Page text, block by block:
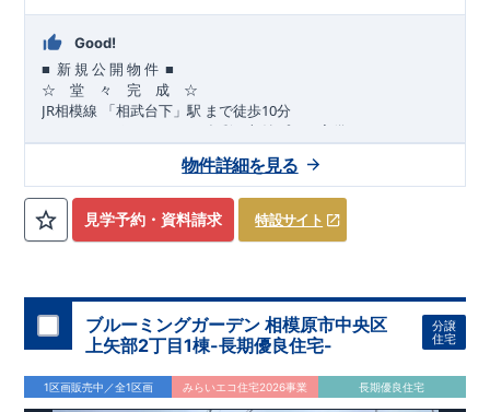
Good!
■ 新 規 公 開 物 件 ■
☆ 堂 々 完 成 ☆
JR相模線 「相武台下」駅 まで徒歩10分
多彩な収納プラン完備
スーツケースやベビーカーの収納にも便利 ♪
私服通勤でお洋服をたくさんお持ちの方や、
流行ファッション
がお好きな方にもおすすめ
【全居室クローゼット完備】
できる♪​​【床下収納】​
【大容量シューズクローゼット】
などの、あったらうれしい収納完備☆
[2], 対面キッチンには、食洗器搭載★
配膳・後片付け が便利な 対面キッチンには、
生活感を感じさせないビルトイン食洗器を搭載
[4],上部吹抜け
見学予約・資料請求 特設サイト
物件詳細を見る
ブルーミングガーデン 相模原市中央区
上矢部2丁目1棟-長期優良住宅-
分譲
住宅
1区画販売中／全1区画 みらいエコ住宅2026事業 長期優良住宅